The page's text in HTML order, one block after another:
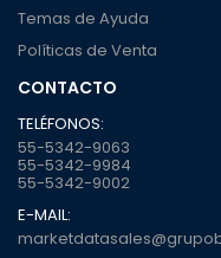
Temas de Ayuda
Políticas de Venta
CONTACTO
TELÉFONOS:
55-5342-9063
55-5342-9984
55-5342-9002
E-MAIL: